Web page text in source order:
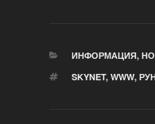
РУБРИКИ
ИНФОРМАЦИЯ,
МЕТКИ
SKYNET, WWW,